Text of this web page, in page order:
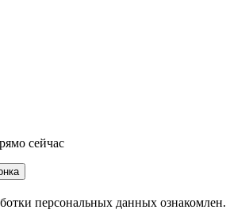
сейчас
персональных данных ознакомлен.